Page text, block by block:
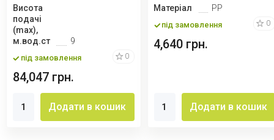
Висота
подачі
(max),
м.вод.ст
9
під замовлення 0
84,047 грн.
Додати в кошик
Матеріал
PP
під замовлення 0
4,640 грн.
Додати в кошик